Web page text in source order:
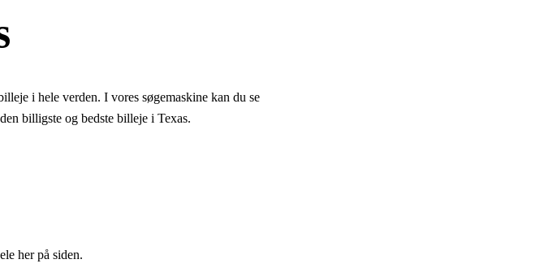
i hele verden. I vores søgemaskine kan du se
billigste og bedste billeje i Texas.
her på siden.